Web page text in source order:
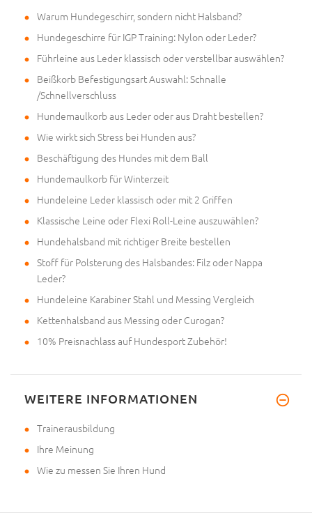
Warum Hundegeschirr, sondern nicht Halsband?
Hundegeschirre für IGP Training: Nylon oder Leder?
Führleine aus Leder klassisch oder verstellbar auswählen?
Beißkorb Befestigungsart Auswahl: Schnalle
/Schnellverschluss
Hundemaulkorb aus Leder oder aus Draht bestellen?
Wie wirkt sich Stress bei Hunden aus?
Beschäftigung des Hundes mit dem Ball
Hundemaulkorb für Winterzeit
Hundeleine Leder klassisch oder mit 2 Griffen
Klassische Leine oder Flexi Roll-Leine auszuwählen?
Hundehalsband mit richtiger Breite bestellen
Stoff für Polsterung des Halsbandes: Filz oder Nappa
Leder?
Hundeleine Karabiner Stahl und Messing Vergleich
Kettenhalsband aus Messing oder Curogan?
10% Preisnachlass auf Hundesport Zubehör!
WEITERE INFORMATIONEN
Trainerausbildung
Ihre Meinung
Wie zu messen Sie Ihren Hund